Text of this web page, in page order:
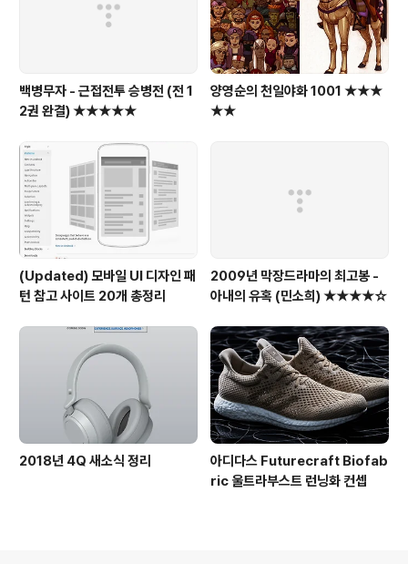
백병무자 - 근접전투 승병전 (전 1
2권 완결) ★★★★★
양영순의 천일야화 1001 ★★★
★★
(Updated) 모바일 UI 디자인 패
턴 참고 사이트 20개 총정리
2009년 막장드라마의 최고봉 -
아내의 유혹 (민소희) ★★★★☆
2018년 4Q 새소식 정리
아디다스 Futurecraft Biofab
ric 울트라부스트 런닝화 컨셉